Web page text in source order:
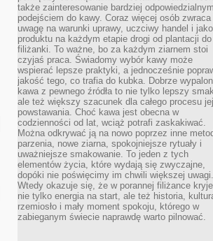
także zainteresowanie bardziej odpowiedzialnym
podejściem do kawy. Coraz więcej osób zwraca
uwagę na warunki uprawy, uczciwy handel i
produktu na każdym etapie drogi od plantacji do
filiżanki. To ważne, bo za każdym ziarnem stoi
czyjaś praca. Świadomy wybór kawy może
wspierać lepsze praktyki, a jednocześnie
jakość tego, co trafia do kubka. Dobrze
kawa z pewnego źródła to nie tylko lepszy
ale też większy szacunek dla całego procesu jej
powstawania. Choć kawa jest obecna w
codzienności od lat, wciąż potrafi zaskakiwać.
Można odkrywać ją na nowo poprzez inne
parzenia, nowe ziarna, spokojniejsze rytuały i
uważniejsze smakowanie. To jeden z tych
elementów życia, które wydają się zwyczajne,
dopóki nie poświęcimy im chwili większej uwagi.
Wtedy okazuje się, że w porannej filiżance
nie tylko energia na start, ale też historia,
rzemiosło i mały moment spokoju, którego w
zabieganym świecie naprawdę warto pilnować.